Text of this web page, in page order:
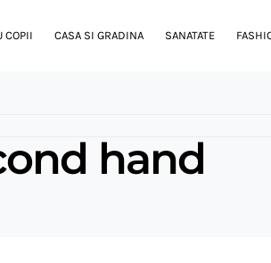
COPII CASA SI GRADINA SANATATE
hand